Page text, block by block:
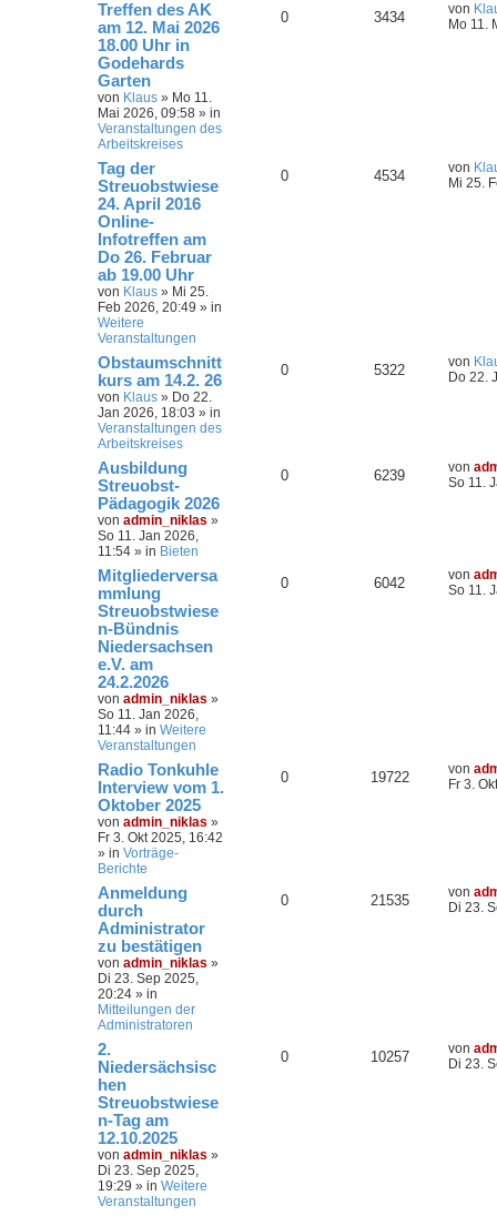
Treffen des AK
am 12. Mai 2026
18.00 Uhr in
Godehards
Garten
von Klaus » Mo 11.
Mai 2026, 09:58 » in
Veranstaltungen des
Arbeitskreises
0 3434 von
Mo 11.
Tag der
Streuobstwiese
24. April 2016
Online-
Infotreffen am
Do 26. Februar
ab 19.00 Uhr
von Klaus » Mi 25.
Feb 2026, 20:49 » in
Weitere
Veranstaltungen
0 4534 von
Mi 25.
Obstaumschnitt
kurs am 14.2. 26
von Klaus » Do 22.
Jan 2026, 18:03 » in
Veranstaltungen des
Arbeitskreises
0 5322 von
Do 22.
Ausbildung
Streuobst-
Pädagogik 2026
von admin_niklas »
So 11. Jan 2026,
11:54 » in Bieten
0 6239 von
So 11.
Mitgliederversa
mmlung
Streuobstwiese
n-Bündnis
Niedersachsen
e.V. am
24.2.2026
von admin_niklas »
So 11. Jan 2026,
11:44 » in Weitere
Veranstaltungen
0 6042 von
So 11.
Radio Tonkuhle
Interview vom 1.
Oktober 2025
von admin_niklas »
Fr 3. Okt 2025, 16:42
» in Vorträge-
Berichte
0 19722 von
Fr 3.
Anmeldung
durch
Administrator
zu bestätigen
von admin_niklas »
Di 23. Sep 2025,
20:24 » in
Mitteilungen der
Administratoren
0 21535 von
Di 23.
2.
Niedersächsisc
hen
Streuobstwiese
n-Tag am
12.10.2025
von admin_niklas »
Di 23. Sep 2025,
19:29 » in Weitere
Veranstaltungen
0 10257 von
Di 23.